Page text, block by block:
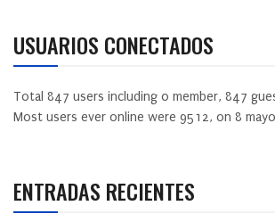
USUARIOS CONECTADOS
Total 847 users including 0 member, 847
Most users ever online were 9512, on 8
ENTRADAS RECIENTES